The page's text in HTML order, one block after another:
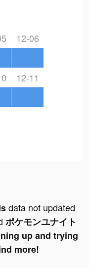
12-06
12-11
data not updated
ポケモンユナイト
up and trying
more!